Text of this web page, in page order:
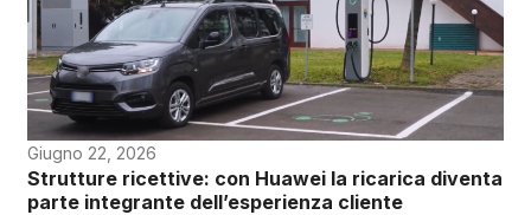
Giugno 22, 2026
Strutture ricettive: con Huawei la ricarica diventa
parte integrante dell’esperienza cliente